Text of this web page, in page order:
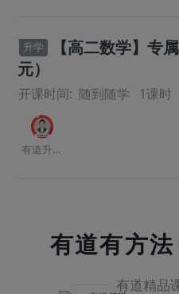
升学
【高二数学】专
元）
开课时间: 随到随学 1课时
有道升学规划师
有道有方
有道精品